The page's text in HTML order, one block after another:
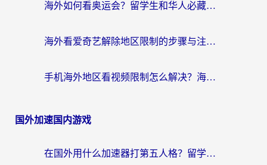
海外如何看奥运会？留学生和华人必藏的体育赛事观看终极指南
海外看爱奇艺解除地区限制的步骤与注意事项详解：留学生必看的无卡顿追剧指南
手机海外地区看视频限制怎么解决？海外党追剧看片的实用指南
国外加速国内游戏
在国外用什么加速器打第五人格？留学生亲测：这6个功能才是关键！